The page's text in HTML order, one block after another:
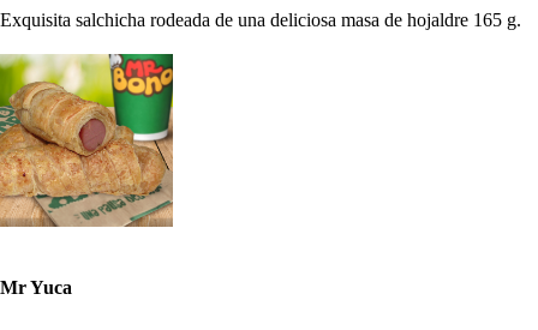
Exquisita salchicha rodeada de una deliciosa masa de hojaldre 165 g.
Mr Yuca